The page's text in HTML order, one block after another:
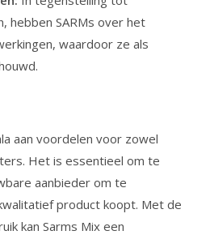
hebben SARMs over het
waardoor ze als
aan voordelen voor zowel
Het is essentieel om te
aanbieder om te
product koopt. Met de
kan Sarms Mix een